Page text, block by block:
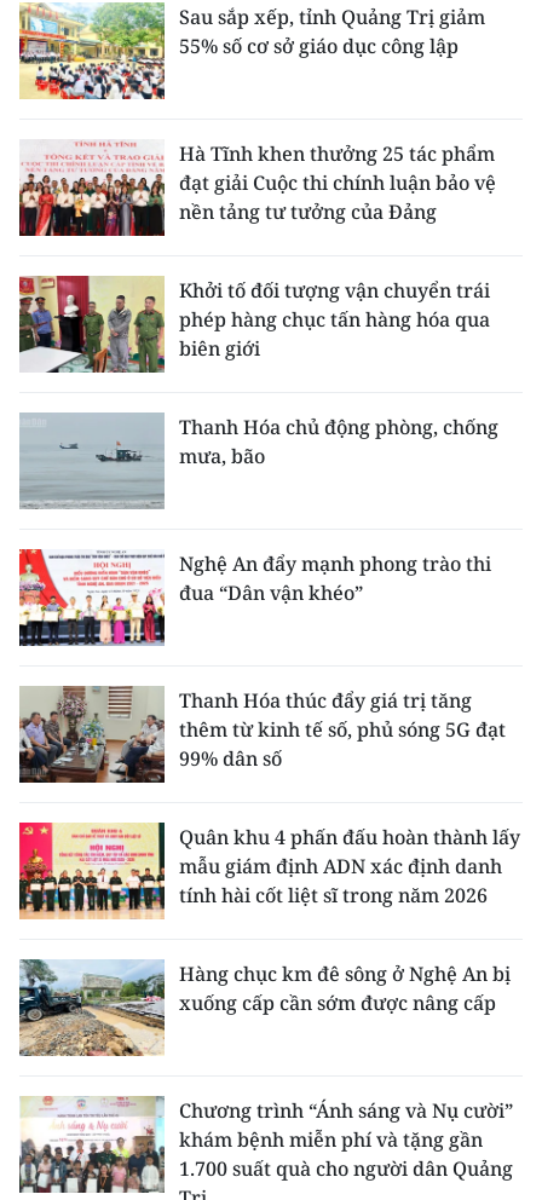
Sau sắp xếp, tỉnh Quảng Trị giảm
55% số cơ sở giáo dục công lập
Hà Tĩnh khen thưởng 25 tác phẩm
đạt giải Cuộc thi chính luận bảo vệ
nền tảng tư tưởng của Đảng
Khởi tố đối tượng vận chuyển trái
phép hàng chục tấn hàng hóa qua
biên giới
Thanh Hóa chủ động phòng, chống
mưa, bão
Nghệ An đẩy mạnh phong trào thi
đua “Dân vận khéo”
Thanh Hóa thúc đẩy giá trị tăng
thêm từ kinh tế số, phủ sóng 5G đạt
99% dân số
Quân khu 4 phấn đấu hoàn thành lấy
mẫu giám định ADN xác định danh
tính hài cốt liệt sĩ trong năm 2026
Hàng chục km đê sông ở Nghệ An bị
xuống cấp cần sớm được nâng cấp
Chương trình “Ánh sáng và Nụ cười”
khám bệnh miễn phí và tặng gần
1.700 suất quà cho người dân Quảng